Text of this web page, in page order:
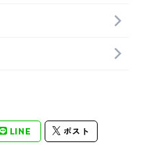
LINE ポスト